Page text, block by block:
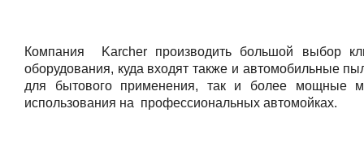
Компания Karcher производить большой выбор
оборудования, куда входят также и автомобильные
для бытового применения, так и более мощные
использования на профессиональных автомойках.